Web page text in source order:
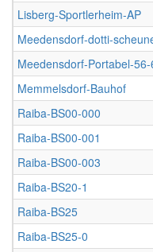
Lisberg-Sportlerheim-AP
Meedensdorf-dotti-
Meedensdorf-Portabel-
Memmelsdorf-Bauhof
Raiba-BS00-000
Raiba-BS00-001
Raiba-BS00-003
Raiba-BS20-1
Raiba-BS25
Raiba-BS25-0